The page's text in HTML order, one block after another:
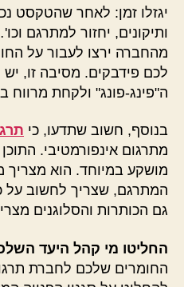
יגזלו זמן: לאחר שהטקסט
ותיקונים, יחזור למתרגם
מהחברה ירצו לעבור על
לכם פידבקים. מסיבה זו,
ה"פינג-פונג" ולקחת מרווח
בנוסף, חשוב שתדעו, כי
מתרגום אינפורמטיבי.
מושקע במיוחד. הוא
המתרגם, שצריך לחשוב על
גם הכותרות והסלוגנים
החליטו מי קהל היעד
החומרים שלכם לחברת